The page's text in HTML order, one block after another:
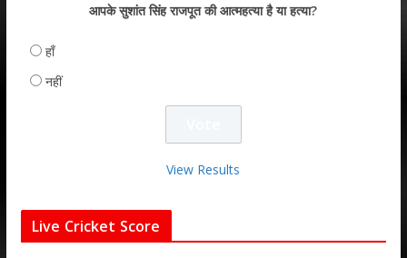
आपके सुशांत सिंह राजपूत की आत्महत्या है या हत्या?
हाँ
नहीं
View Results
Live Cricket Score